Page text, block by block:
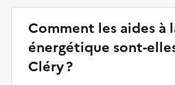
Comment les aides à
énergétique sont-
Cléry ?